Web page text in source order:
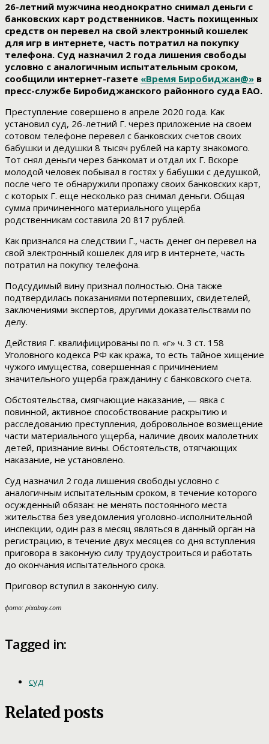
26-летний мужчина неоднократно снимал деньги с
банковских карт родственников. Часть похищенных
средств он перевел на свой электронный кошелек
для игр в интернете, часть потратил на покупку
телефона. Суд назначил 2 года лишения свободы
условно с аналогичным испытательным сроком,
сообщили интернет-газете «Время Биробиджан@» в
пресс-службе Биробиджанского районного суда ЕАО.
Преступление совершено в апреле 2020 года. Как
установил суд, 26-летний Г. через приложение на своем
сотовом телефоне перевел с банковских счетов своих
бабушки и дедушки 8 тысяч рублей на карту знакомого.
Тот снял деньги через банкомат и отдал их Г. Вскоре
молодой человек побывал в гостях у бабушки с дедушкой,
после чего те обнаружили пропажу своих банковских карт,
с которых Г. еще несколько раз снимал деньги. Общая
сумма причиненного материального ущерба
родственникам составила 20 817 рублей.
Как признался на следствии Г., часть денег он перевел на
свой электронный кошелек для игр в интернете, часть
потратил на покупку телефона.
Подсудимый вину признал полностью. Она также
подтвердилась показаниями потерпевших, свидетелей,
заключениями экспертов, другими доказательствами по
делу.
Действия Г. квалифицированы по п. «г» ч. 3 ст. 158
Уголовного кодекса РФ как кража, то есть тайное хищение
чужого имущества, совершенная с причинением
значительного ущерба гражданину с банковского счета.
Обстоятельства, смягчающие наказание, — явка с
повинной, активное способствование раскрытию и
расследованию преступления, добровольное возмещение
части материального ущерба, наличие двоих малолетних
детей, признание вины. Обстоятельств, отягчающих
наказание, не установлено.
Суд назначил 2 года лишения свободы условно с
аналогичным испытательным сроком, в течение которого
осужденный обязан: не менять постоянного места
жительства без уведомления уголовно-исполнительной
инспекции, один раз в месяц являться в данный орган на
регистрацию, в течение двух месяцев со дня вступления
приговора в законную силу трудоустроиться и работать
до окончания испытательного срока.
Приговор вступил в законную силу.
фото: pixabay.com
Tagged in:
суд
Related posts